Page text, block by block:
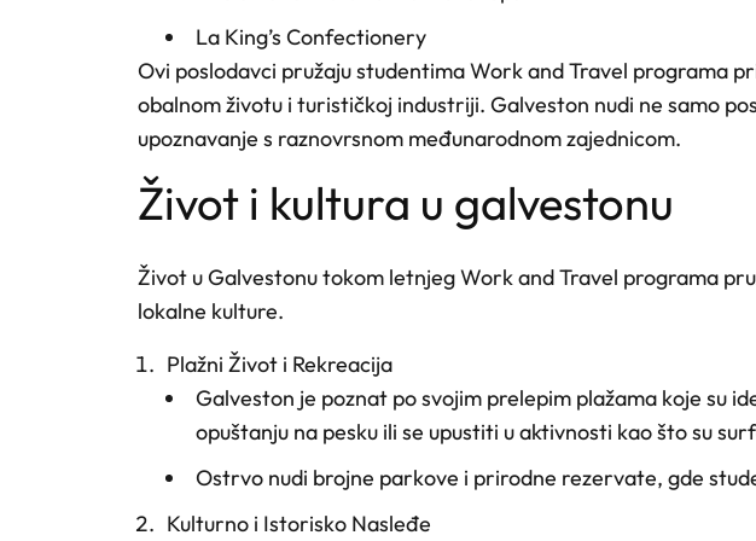
La King’s Confectionery
Ovi poslodavci pružaju studentima Work and Travel programa
obalnom životu i turističkoj industriji. Galveston nudi ne samo
upoznavanje s raznovrsnom međunarodnom zajednicom.
život i kultura u galvestonu
Život u Galvestonu tokom letnjeg Work and Travel programa
lokalne kulture.
Plažni Život i Rekreacija
Galveston je poznat po svojim prelepim plažama koje su
opuštanju na pesku ili se upustiti u aktivnosti kao što su
Ostrvo nudi brojne parkove i prirodne rezervate, gde
Kulturno i Istorisko Nasleđe